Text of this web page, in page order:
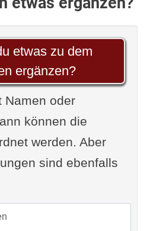
etwas zu dem
ergänzen?
Namen oder
können die
werden. Aber
sind ebenfalls